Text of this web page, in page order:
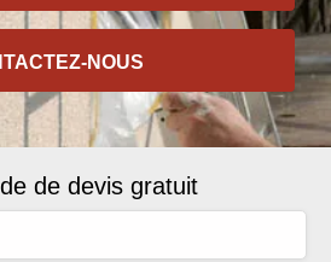
NOUS
de devis gratuit